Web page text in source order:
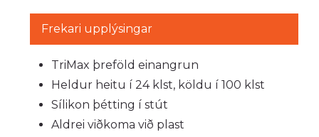
Frekari upplýsingar
TriMax þreföld einangrun
Heldur heitu í 24 klst, köldu í 100 klst
Sílikon þétting í stút
Aldrei viðkoma við plast